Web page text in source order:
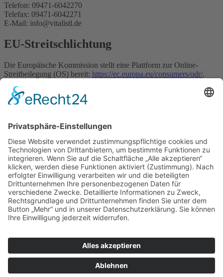
Telefon: 09471-6042270
Telefax: 09471-6042271
E-Mail: info@vitalistl.de
EU-Streitschlichtung
Die Europäische Kommission stellt eine Plattform zur Online-
Streitbeilegung (OS) bereit: https://ec.europa.eu/consumers/odr/.
Verbraucher­streit­beilegung/Universal­
Wir sind nicht bereit oder verpflichtet, an Streitbeilegungsverfahren
vor einer Verbraucherschlichtungsstelle teilzunehmen.
Vital Listl GbR
Inhaber: Rudolf Listl & Laura Kuhn
Gutenbergstraße 12
Tel.: 09471/6042270
Impressum
Stellenanzeigen